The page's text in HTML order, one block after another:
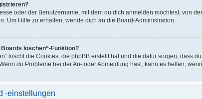
oder der Benutzername, mit dem du dich anmelden möchtest, von
Um Hilfe zu erhalten, wende dich an die Board-Administration.
löschen“-Funktion?
löscht die Cookies, die phpBB erstellt hat und die dafür sorgen,
du Probleme bei der An- oder Abmeldung hast, kann es helfen,
-einstellungen